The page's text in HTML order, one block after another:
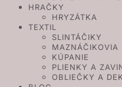
HRAČKY
HRYZÁTKA
TEXTIL
SLINTÁČIKY
MAZNÁČIKOVIA
KÚPANIE
PLIENKY A
OBLIEČKY A